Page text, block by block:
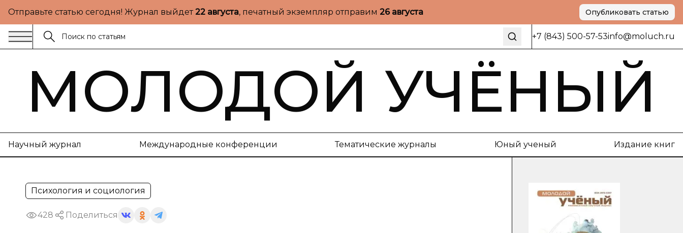
Отправьте статью сегодня! Журнал выйдет22 августа, печатный экземпляр отправим 26 августа Опубликовать статью
+7 (843) 500-57-53info@moluch.ru
МОЛОДОЙ УЧЁНЫЙ
Научный журнал Международные конференции Тематические журналы Юный ученый Издание книг
Психология и социология
428 Поделиться